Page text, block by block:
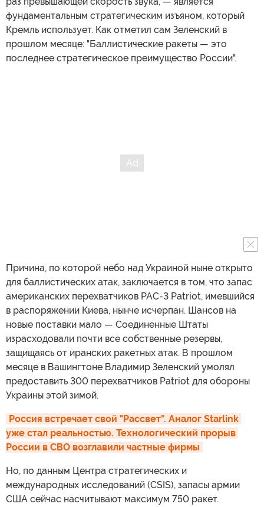
фундаментальным стратегическим изъяном, который
Кремль использует. Как отметил сам Зеленский в
прошлом месяце: "Баллистические ракеты — это
последнее стратегическое преимущество России".
Причина, по которой небо над Украиной ныне открыто
для баллистических атак, заключается в том, что запас
американских перехватчиков PAC-3 Patriot, имевшийся
в распоряжении Киева, нынче исчерпан. Шансов на
новые поставки мало — Соединенные Штаты
израсходовали почти все собственные резервы,
защищаясь от иранских ракетных атак. В прошлом
месяце в Вашингтоне Владимир Зеленский умолял
предоставить 300 перехватчиков Patriot для обороны
Украины этой зимой.
Россия встречает свой "Рассвет". Аналог Starlink
уже стал реальностью. Технологический прорыв
России в СВО возглавили частные фирмы
Но, по данным Центра стратегических и
международных исследований (CSIS), запасы армии
США сейчас насчитывают максимум 750 ракет.